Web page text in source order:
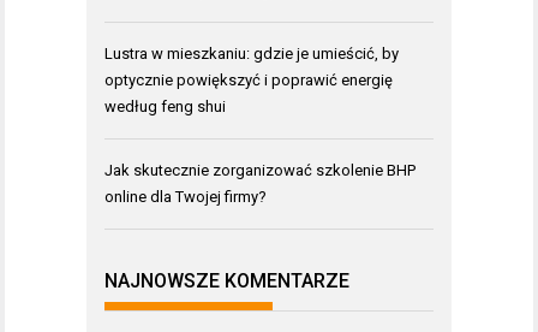
Lustra w mieszkaniu: gdzie je umieścić, by
optycznie powiększyć i poprawić energię
według feng shui
Jak skutecznie zorganizować szkolenie BHP
online dla Twojej firmy?
NAJNOWSZE KOMENTARZE